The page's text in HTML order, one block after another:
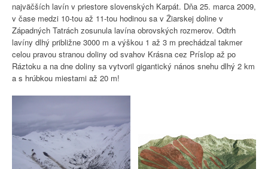
najväčších lavín v priestore slovenských Karpát. Dňa 25. marca 2009,
v čase medzi 10-tou až 11-tou hodinou sa v Žiarskej doline v
Západných Tatrách zosunula lavína obrovských rozmerov. Odtrh
lavíny dlhý približne 3000 m a výškou 1 až 3 m prechádzal takmer
celou pravou stranou doliny od svahov Krásna cez Príslop až po
Ráztoku a na dne doliny sa vytvoril gigantický nános snehu dlhý 2 km
a s hrúbkou miestami až 20 m!